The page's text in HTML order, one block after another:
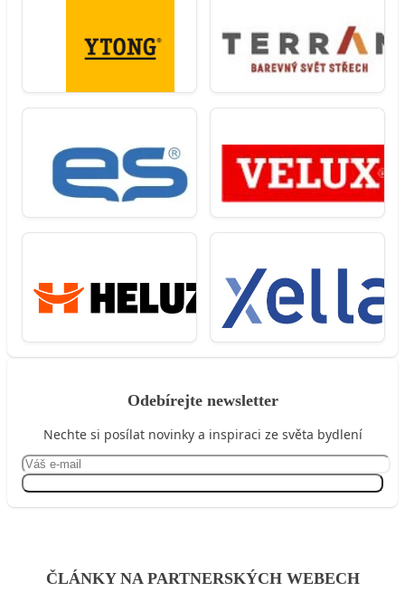
Odebírejte newsletter
Nechte si posílat novinky a inspiraci ze světa bydlení
ČLÁNKY NA PARTNERSKÝCH WEBECH